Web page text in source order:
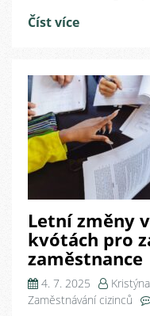
Číst více
Letní změny
kvótách pro
zaměstnance
4. 7. 2025
Zaměstnávání cizinců